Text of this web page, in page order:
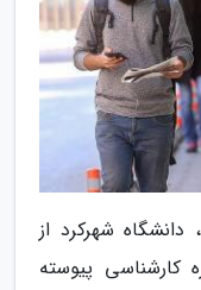
دانشگاه شهرکرد از
کارشناسی پیوسته